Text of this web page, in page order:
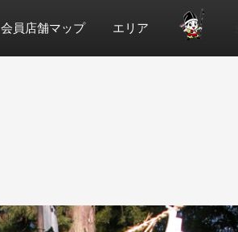
会員店舗マップ エリア